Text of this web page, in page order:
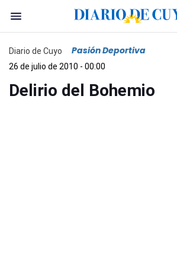
Diario de Cuyo Pasión Deportiva
26 de julio de 2010 - 00:00
Delirio del Bohemio